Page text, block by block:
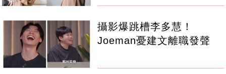
攝影爆跳槽李多慧！
Joeman憂建文離職發聲